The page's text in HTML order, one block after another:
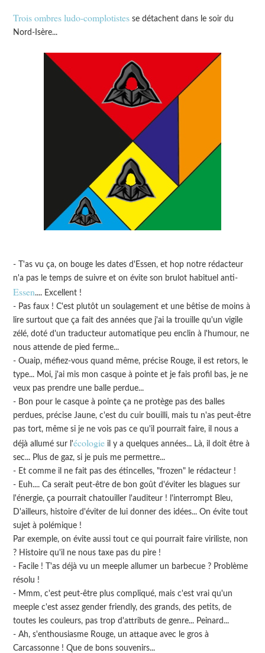
Trois ombres ludo-complotistes se détachent dans le soir du
Nord-Isère...
- T'as vu ça, on bouge les dates d'Essen, et hop notre rédacteur
n'a pas le temps de suivre et on évite son brulot habituel anti-
Essen.... Excellent !
- Pas faux ! C'est plutôt un soulagement et une bêtise de moins à
lire surtout que ça fait des années que j'ai la trouille qu'un vigile
zélé, doté d'un traducteur automatique peu enclin à l'humour, ne
nous attende de pied ferme...
- Ouaip, méfiez-vous quand même, précise Rouge, il est retors, le
type... Moi, j'ai mis mon casque à pointe et je fais profil bas, je ne
veux pas prendre une balle perdue...
- Bon pour le casque à pointe ça ne protège pas des balles
perdues, précise Jaune, c'est du cuir bouilli, mais tu n'as peut-être
pas tort, même si je ne vois pas ce qu'il pourrait faire, il nous a
déjà allumé sur l'écologie il y a quelques années... Là, il doit être à
sec... Plus de gaz, si je puis me permettre...
- Et comme il ne fait pas des étincelles, "frozen" le rédacteur !
- Euh.... Ca serait peut-être de bon goût d'éviter les blagues sur
l'énergie, ça pourrait chatouiller l'auditeur ! l'interrompt Bleu,
D'ailleurs, histoire d'éviter de lui donner des idées... On évite tout
sujet à polémique !
Par exemple, on évite aussi tout ce qui pourrait faire viriliste, non
? Histoire qu'il ne nous taxe pas du pire !
- Facile ! T'as déjà vu un meeple allumer un barbecue ? Problème
résolu !
- Mmm, c'est peut-être plus compliqué, mais c'est vrai qu'un
meeple c'est assez gender friendly, des grands, des petits, de
toutes les couleurs, pas trop d'attributs de genre... Peinard...
- Ah, s'enthousiasme Rouge, un attaque avec le gros à
Carcassonne ! Que de bons souvenirs...